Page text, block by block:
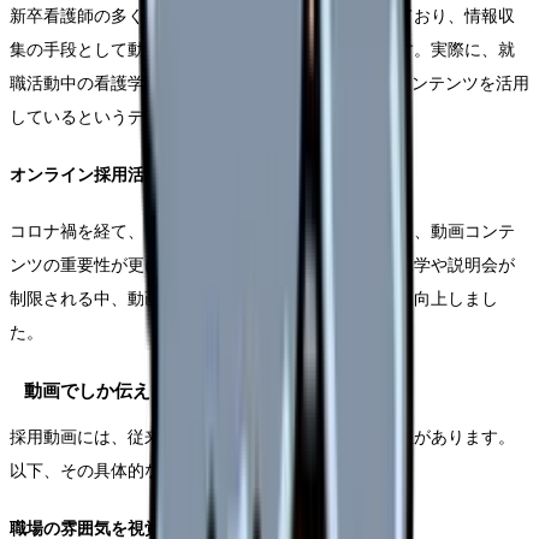
新卒看護師の多くがデジタルネイティブ世代に属しており、情報収
集の手段として動画コンテンツを好む傾向にあります。実際に、就
職活動中の看護学生の92%が採用情報の収集に動画コンテンツを活用
しているというデータもあります。
オンライン採用活動の一般化
コロナ禍を経て、オンラインでの採用活動が一般化し、動画コンテ
ンツの重要性が更に高まっています。対面での病院見学や説明会が
制限される中、動画による情報提供の価値は飛躍的に向上しまし
た。
動画でしか伝えられない価値
採用動画には、従来の採用ツールにはない独自の価値があります。
以下、その具体的な内容について解説します。
職場の雰囲気を視覚的に伝達